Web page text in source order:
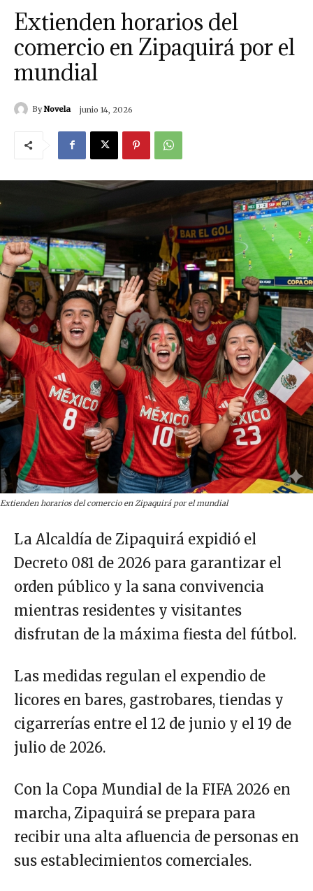
Extienden horarios del
comercio en Zipaquirá por el
mundial
By Novela junio 14, 2026
Extienden horarios del comercio en Zipaquirá por el mundial
La Alcaldía de Zipaquirá expidió el
Decreto 081 de 2026 para garantizar el
orden público y la sana convivencia
mientras residentes y visitantes
disfrutan de la máxima fiesta del fútbol.
Las medidas regulan el expendio de
licores en bares, gastrobares, tiendas y
cigarrerías entre el 12 de junio y el 19 de
julio de 2026.
Con la Copa Mundial de la FIFA 2026 en
marcha, Zipaquirá se prepara para
recibir una alta afluencia de personas en
sus establecimientos comerciales.